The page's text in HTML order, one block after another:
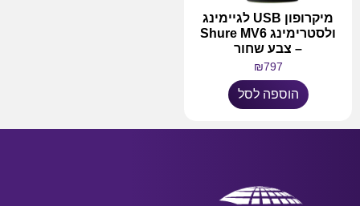
מיקרופון USB לגיימינג
ולסטרימינג Shure MV6
– צבע שחור
₪797
הוספה לסל